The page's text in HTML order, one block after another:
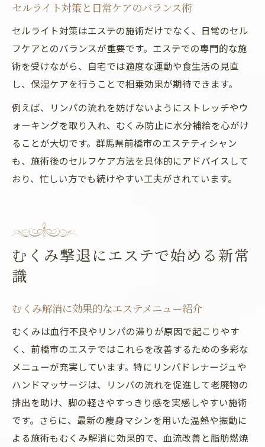
セルライト対策と日常ケアのバランス術
セルライト対策はエステの施術だけでなく、日常のセル
フケアとのバランスが重要です。エステでの専門的な施
術を受けながら、自宅では適度な運動や食生活の見直
し、保湿ケアを行うことで相乗効果が期待できます。
例えば、リンパの流れを妨げないようにストレッチやウ
ォーキングを取り入れ、むくみ防止に水分補給を心がけ
ることが大切です。群馬県前橋市のエステティシャン
も、施術後のセルフケア方法を具体的にアドバイスして
おり、忙しい方でも続けやすい工夫がされています。
むくみ撃退にエステで始める新常
識
むくみ解消に効果的なエステメニュー紹介
むくみは血行不良やリンパの滞りが原因で起こりやす
く、前橋市のエステではこれらを改善するための多彩な
メニューが充実しています。特にリンパドレナージュや
ハンドマッサージは、リンパの流れを促進して老廃物の
排出を助け、脚の軽さやすっきり感を実感しやすい施術
です。さらに、最新の痩身マシンを用いた温熱や振動に
よる施術もむくみ解消に効果的で、血流改善と脂肪燃焼